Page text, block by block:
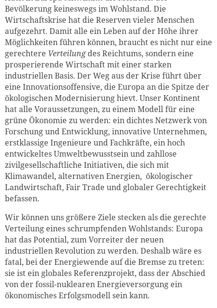
Bevölkerung keineswegs im Wohlstand. Die
Wirtschaftskrise hat die Reserven vieler Menschen
aufgezehrt. Damit alle ein Leben auf der Höhe ihrer
Möglichkeiten führen können, braucht es nicht nur eine
gerechtere Verteilungdes Reichtums, sondern eine
prosperierende Wirtschaft mit einer starken
industriellen Basis. Der Weg aus der Krise führt über
eine Innovations­offensive, die Europa an die Spitze der
ökologischen Modernisierung hievt. Unser Kontinent
hat alle Voraussetzungen, zu einem Modell für eine
grüne Ökonomie zu werden: ein dichtes Netzwerk von
Forschung und Entwicklung, innovative Unternehmen,
erstklassige Ingenieure und Fachkräfte, ein hoch
entwickeltes Umweltbewusstsein und zahllose
zivilgesellschaftliche Initiativen, die sich mit
Klimawandel, alternativen Energien, ökologischer
Landwirtschaft, Fair Trade und globaler Gerechtigkeit
befassen.
Wir können uns größere Ziele stecken als die gerechte
Verteilung eines schrumpfenden Wohlstands: Europa
hat das Potential, zum Vorreiter der neuen
industriellen Revolution zu werden. Deshalb wäre es
fatal, bei der Energiewende auf die Bremse zu treten:
sie ist ein globales Referenzprojekt, dass der Abschied
von der fossil-nuklearen Energieversorgung ein
ökonomisches Erfolgsmodell sein kann.